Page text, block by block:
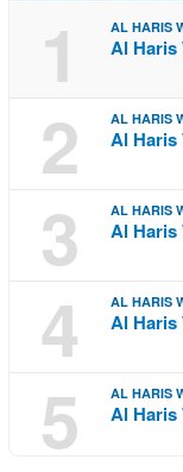
1 AL HARIS
Al Haris
2 AL HARIS
Al Haris
3 AL HARIS
Al Haris
4 AL HARIS
Al Haris
5 AL HARIS
Al Haris